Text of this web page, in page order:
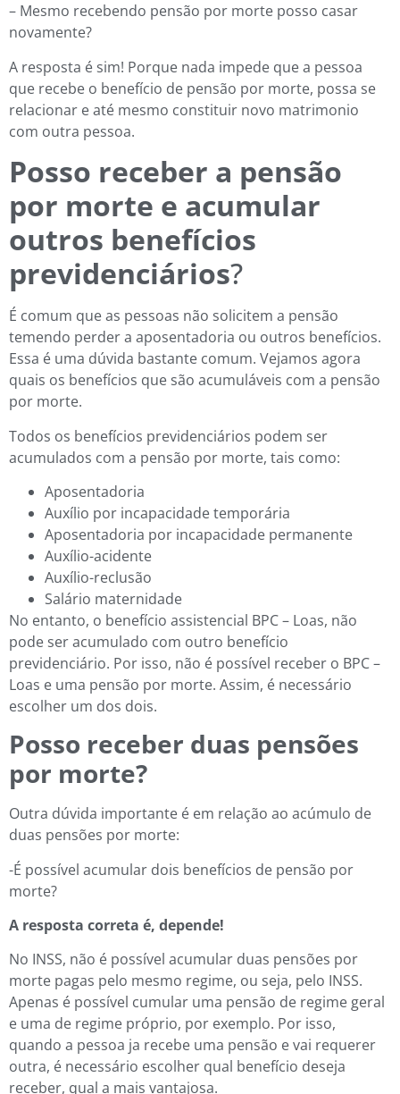
– Mesmo recebendo pensão por morte posso casar
novamente?
A resposta é sim! Porque nada impede que a pessoa
que recebe o benefício de pensão por morte, possa se
relacionar e até mesmo constituir novo matrimonio
com outra pessoa.
Posso receber a pensão
por morte e acumular
outros benefícios
previdenciários?
É comum que as pessoas não solicitem a pensão
temendo perder a aposentadoria ou outros benefícios.
Essa é uma dúvida bastante comum. Vejamos agora
quais os benefícios que são acumuláveis com a pensão
por morte.
Todos os benefícios previdenciários podem ser
acumulados com a pensão por morte, tais como:
Aposentadoria
Auxílio por incapacidade temporária
Aposentadoria por incapacidade permanente
Auxílio-acidente
Auxílio-reclusão
Salário maternidade
No entanto, o benefício assistencial BPC – Loas, não
pode ser acumulado com outro benefício
previdenciário. Por isso, não é possível receber o BPC –
Loas e uma pensão por morte. Assim, é necessário
escolher um dos dois.
Posso receber duas pensões
por morte?
Outra dúvida importante é em relação ao acúmulo de
duas pensões por morte:
-É possível acumular dois benefícios de pensão por
morte?
A resposta correta é, depende!
No INSS, não é possível acumular duas pensões por
morte pagas pelo mesmo regime, ou seja, pelo INSS.
Apenas é possível cumular uma pensão de regime geral
e uma de regime próprio, por exemplo. Por isso,
quando a pessoa ja recebe uma pensão e vai requerer
outra, é necessário escolher qual benefício deseja
receber, qual a mais vantajosa.